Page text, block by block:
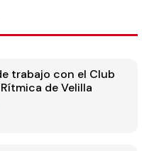
trabajo con el Club
de Velilla